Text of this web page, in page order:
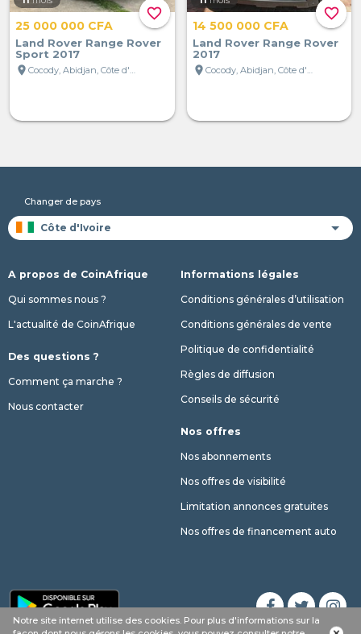
favorite_border
25 000 000 CFA
Land Rover Range Rover
Sport 2017
location_on
Cocody, Abidjan, Côte d'Ivoire
favorite_border
14 500 000 CFA
Land Rover Range Rover
2017
location_on
Cocody, Abidjan, Côte d'Ivoire
Notre site internet utilise des cookies. Pour plus d'informations sur la
Changer de pays
A propos de CoinAfrique
Qui sommes nous ?
L'actualité de CoinAfrique
Des questions ?
Comment ça marche ?
Nous contacter
Informations légales
Conditions générales d’utilisation
Conditions générales de vente
Politique de confidentialité
Règles de diffusion
Conseils de sécurité
Nos offres
Nos abonnements
Nos offres de visibilité
Limitation annonces gratuites
Nos offres de financement auto